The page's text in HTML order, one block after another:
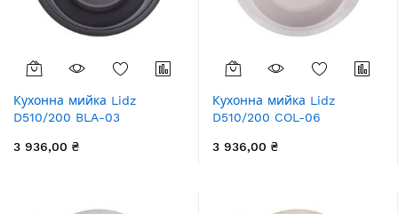
Кухонна мийка Lidz
D510/200 BLA-03
3 936,00 ₴
Кухонна мийка Lidz
D510/200 COL-06
3 936,00 ₴